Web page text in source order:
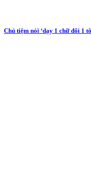
Chủ tiệm nói ‘dạy 1 chữ đổi 1